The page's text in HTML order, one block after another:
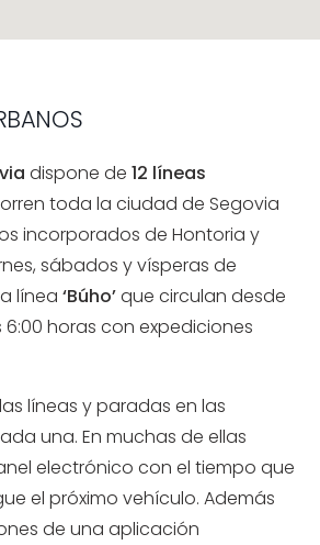
dispone de 12 líneas
toda la ciudad de Segovia
incorporados de Hontoria y
sábados y vísperas de
línea ‘Búho’que circulan desde
6:00 horas con expediciones
líneas y paradas en las
una. En muchas de ellas
electrónico con el tiempo que
el próximo vehículo. Además
de una aplicación